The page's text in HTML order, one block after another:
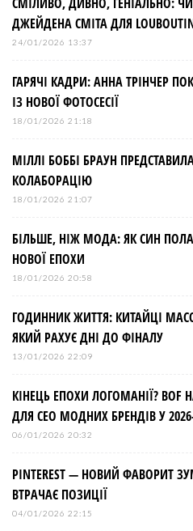
ДЖЕЙДЕНА СМІТА ДЛЯ
24/01/2026 13:37
ГАРЯЧІ КАДРИ: АННА ТРІНЧЕР
ІЗ НОВОЇ ФОТОСЕСІЇ
18/01/2026 21:18
МІЛЛІ БОББІ БРАУН
КОЛАБОРАЦІЮ
18/01/2026 21:07
БІЛЬШЕ, НІЖ МОДА: ЯК СИН
НОВОЇ ЕПОХИ
18/01/2026 20:58
ГОДИННИК ЖИТТЯ: КИТАЙЦІ
ЯКИЙ РАХУЄ ДНІ ДО ФІНАЛУ
13/01/2026 22:09
КІНЕЦЬ ЕПОХИ ЛОГОМАНІЇ?
ДЛЯ СЕО МОДНИХ БРЕНДІВ У
06/01/2026 20:32
PINTEREST — НОВИЙ ФАВОРИТ
ВТРАЧАЄ ПОЗИЦІЇ
04/01/2026 22:15